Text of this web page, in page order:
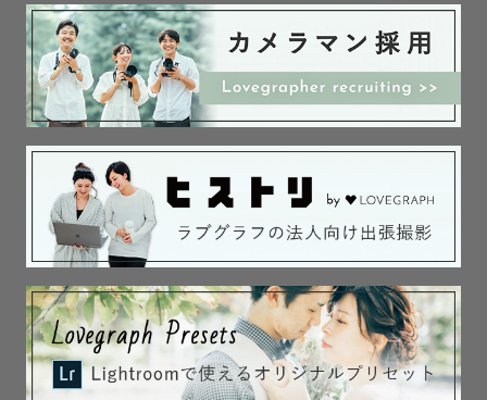
※対応エリア外の場合、追加交通費はかかりますがどこで
も全国出張可能です！
🌸撮影日程について
土日は×が多いですが、お問い合わせいただければ調整させ
ていただきます。
🌸小物の貸し出し
手まり（ピンク・ベージュ）、番傘